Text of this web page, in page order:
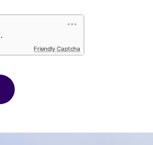
Friendly Captcha